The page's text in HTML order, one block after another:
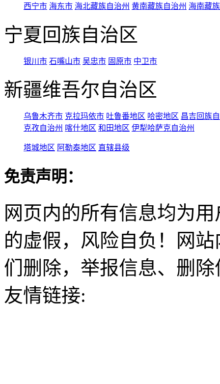
西宁市 海东市 海北藏族自治州 黄南藏族自治州 海南藏
宁夏回族自治区
银川市 石嘴山市 吴忠市 固原市 中卫市
新疆维吾尔自治区
乌鲁木齐市 克拉玛依市 吐鲁番地区 哈密地区 昌吉回族
克孜自治州 喀什地区 和田地区 伊犁哈萨克自治州
塔城地区 阿勒泰地区 直辖县级
免责声明：
网页内的所有信息均为
的虚假，风险自负！网
们删除，举报信息、删
友情链接: